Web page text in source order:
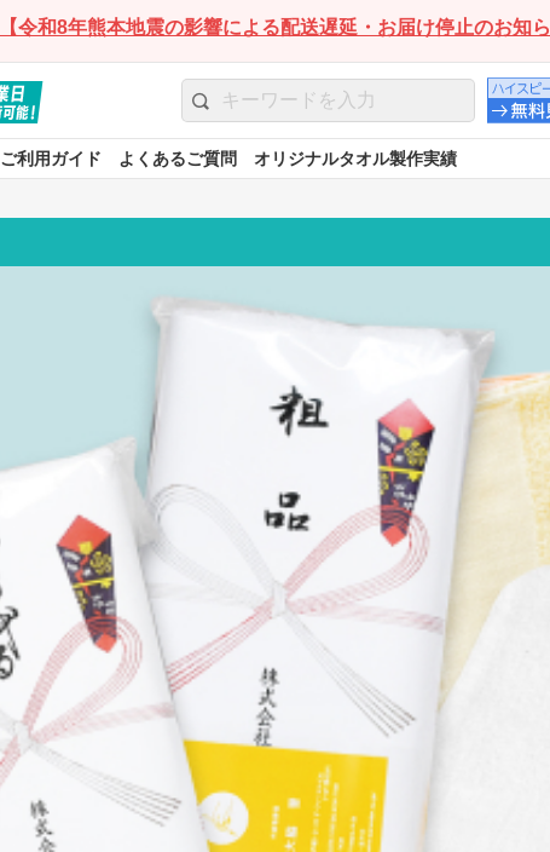
【令和8年熊本地震の影響による配送遅延・お届け停止のお知
ご利用ガイド よくあるご質問 オリジナルタオル製作実績